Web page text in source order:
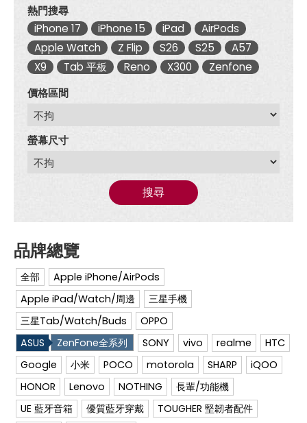
熱門搜尋
iPhone 17
iPhone 15 iPad
AirPods
Apple Watch
Z Flip S26 S25
A57
X9
Tab 平板 Reno X300
Zenfone
價格區間
螢幕尺寸
搜尋
全部
Apple iPhone/AirPods
Apple iPad/Watch/周邊
三星手機
三星Tab/Watch/Buds
OPPO
ASUS
ZenFone全系列 SONY vivo realme
HTC
Google
小米 POCO motorola SHARP
iQOO
HONOR
Lenovo NOTHING
長輩/功能機
UE 藍牙音箱
優質藍牙穿戴
TOUGHER 堅韌者配件